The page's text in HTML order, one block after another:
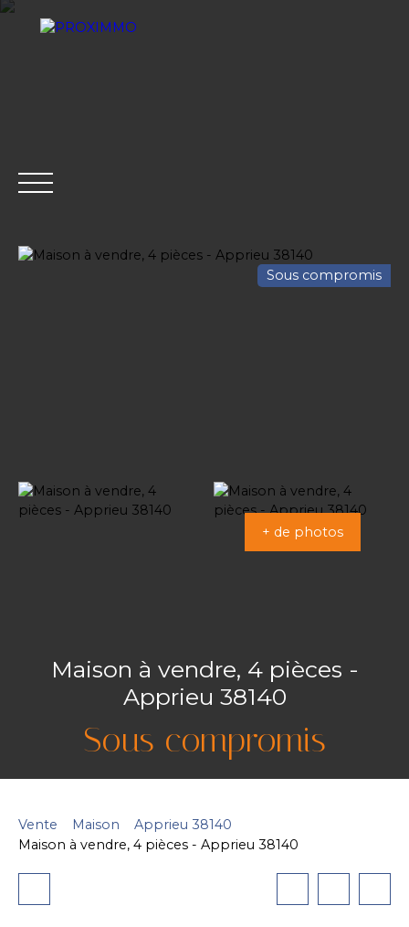
GESTION
Sous compromis
+ de photos
Maison à vendre, 4 pièces -
Apprieu 38140
Sous compromis
Vente Maison
Apprieu 38140
Maison à vendre, 4 pièces - Apprieu 38140